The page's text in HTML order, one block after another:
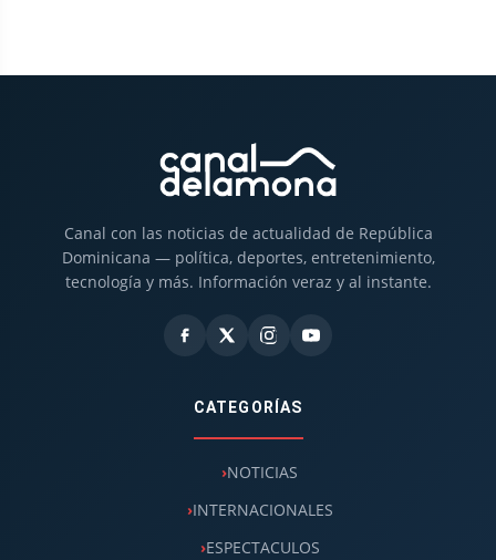
Canal con las noticias de actualidad de República
Dominicana — política, deportes, entretenimiento,
tecnología y más. Información veraz y al instante.
CATEGORÍAS
NOTICIAS
INTERNACIONALES
ESPECTACULOS